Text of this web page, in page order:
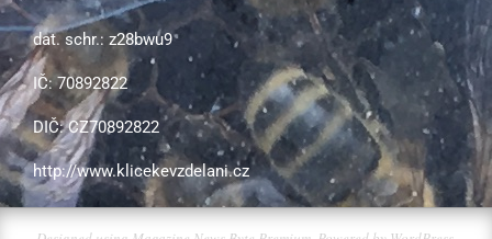
dat. schr.: z28bwu9
IČ: 70892822
DIČ: CZ70892822
http://www.klicekevzdelani.cz